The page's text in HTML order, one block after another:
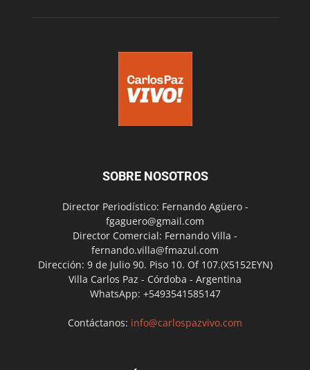
SOBRE NOSOTROS
Director Periodístico: Fernando Agüero -
fgaguero@gmail.com
Director Comercial: Fernando Villa -
fernando.villa@fmazul.com
Dirección: 9 de Julio 90. Piso 10. Of 107.(X5152EYN)
Villa Carlos Paz - Córdoba - Argentina
WhatsApp: +5493541585147
Contáctanos: info@carlospazvivo.com